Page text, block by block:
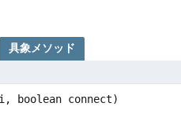
具象メソッド
boolean connect)